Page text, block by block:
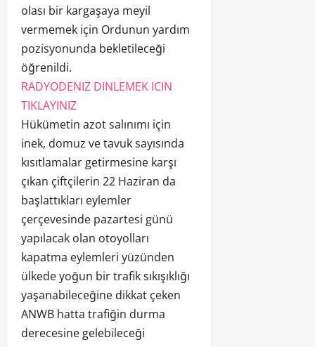
olası bir kargaşaya meyil
vermemek için Ordunun yardım
pozisyonunda bekletileceği
öğrenildi.
RADYODENIZ DINLEMEK ICIN
TIKLAYINIZ
Hükümetin azot salınımı için
inek, domuz ve tavuk sayısında
kısıtlamalar getirmesine karşı
çıkan çiftçilerin 22 Haziran da
başlattıkları eylemler
çerçevesinde pazartesi günü
yapılacak olan otoyolları
kapatma eylemleri yüzünden
ülkede yoğun bir trafik sıkışıklığı
yaşanabileceğine dikkat çeken
ANWB hatta trafiğin durma
derecesine gelebileceği